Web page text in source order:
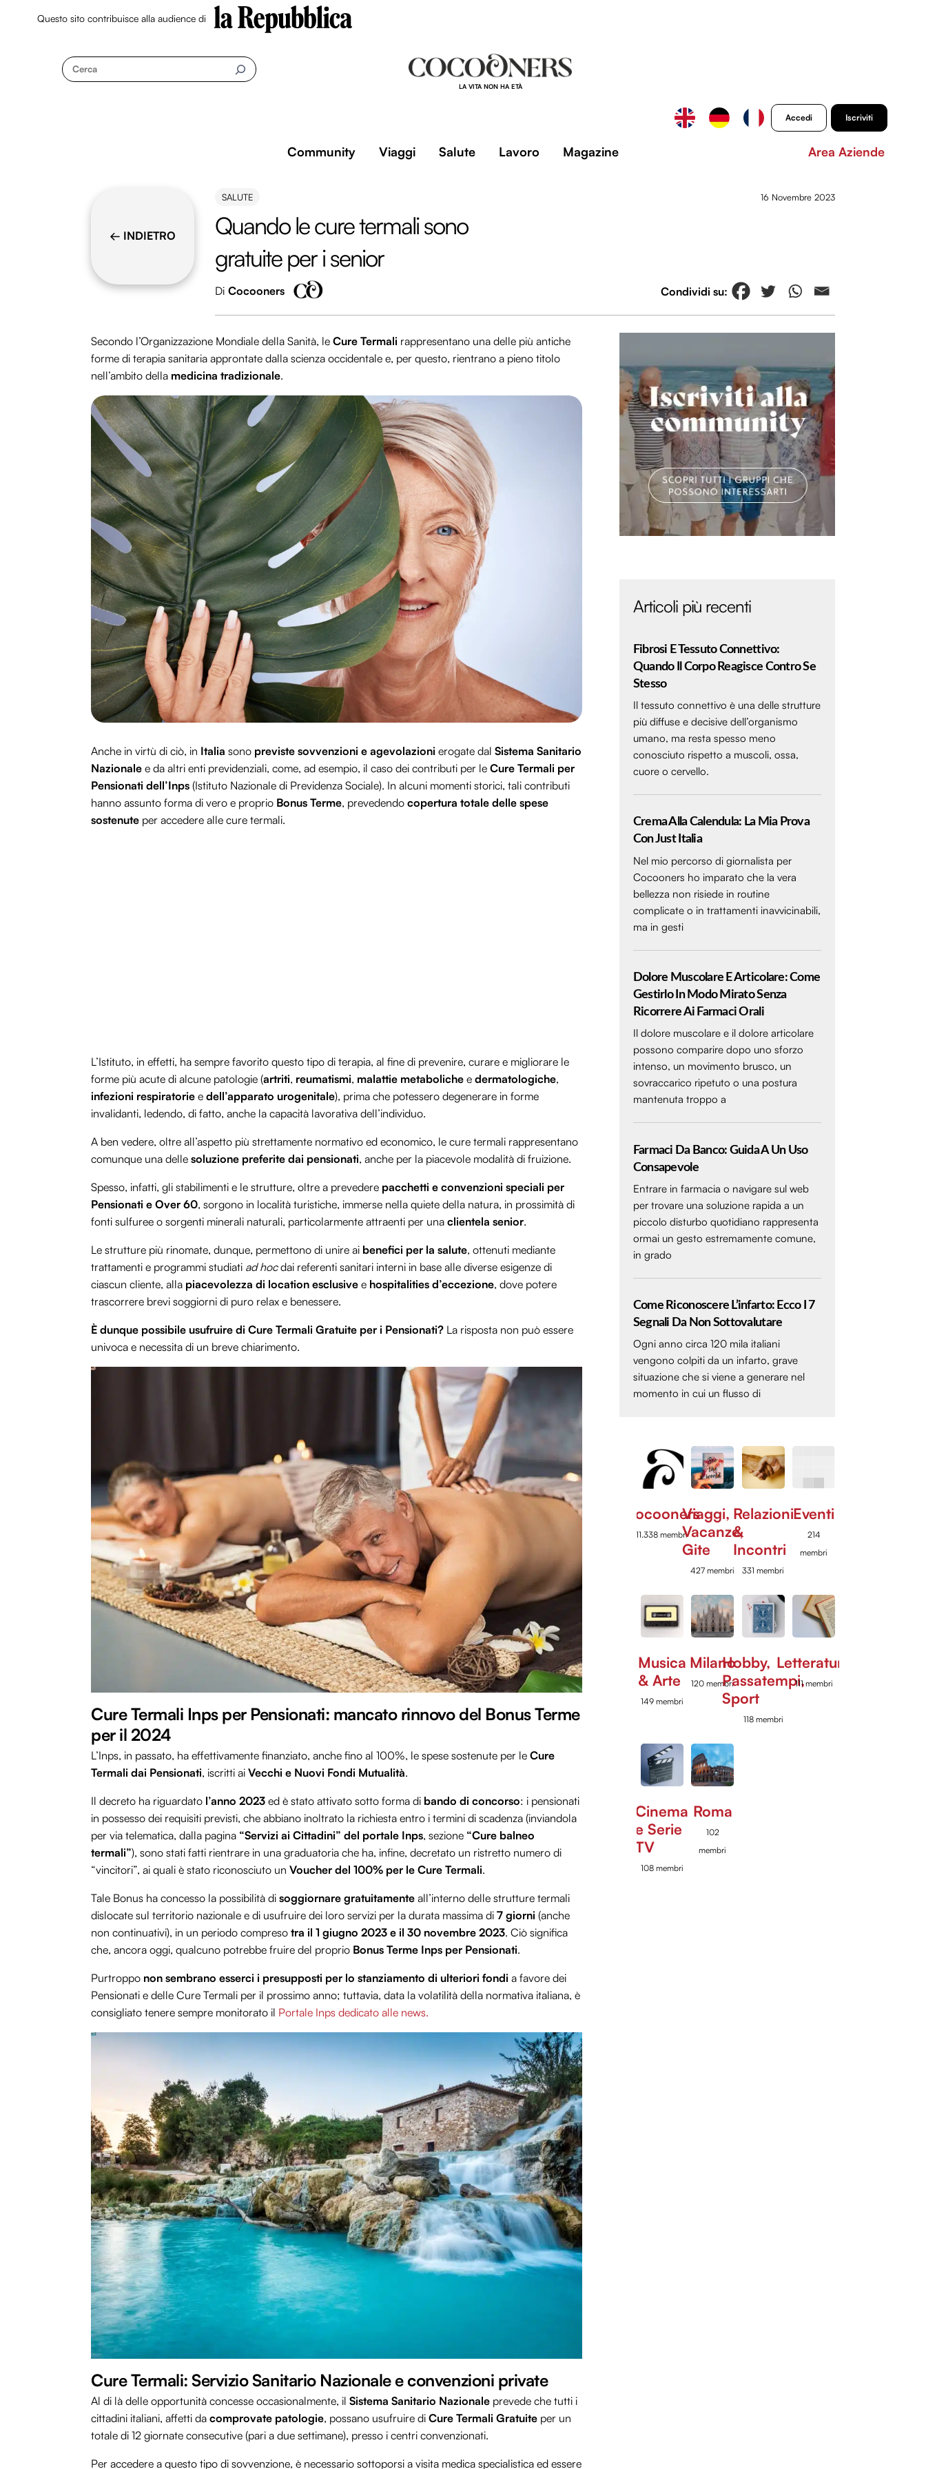
Questo sito contribuisce alla audience di
Cerca
LA VITA NON HA ETÀ
Accedi Iscriviti
Community Viaggi Salute Lavoro Magazine Area Aziende
← INDIETRO
SALUTE 16 Novembre 2023
Quando le cure termali sono
gratuite per i senior
Di Cocooners
Secondo l’Organizzazione Mondiale della Sanità, le Cure Termali rappresentano una delle più antiche
forme di terapia sanitaria approntate dalla scienza occidentale e, per questo, rientrano a pieno titolo
nell’ambito della medicina tradizionale.
Anche in virtù di ciò, in Italia sono previste sovvenzioni e agevolazioni erogate dal Sistema Sanitario
Nazionale e da altri enti previdenziali, come, ad esempio, il caso dei contributi per le Cure Termali per
Pensionati dell’Inps (Istituto Nazionale di Previdenza Sociale). In alcuni momenti storici, tali contributi
hanno assunto forma di vero e proprio Bonus Terme, prevedendo copertura totale delle spese
sostenute per accedere alle cure termali.
L’Istituto, in effetti, ha sempre favorito questo tipo di terapia, al fine di prevenire, curare e migliorare le
forme più acute di alcune patologie (artriti, reumatismi, malattie metaboliche e dermatologiche,
infezioni respiratorie e dell’apparato urogenitale), prima che potessero degenerare in forme
invalidanti, ledendo, di fatto, anche la capacità lavorativa dell’individuo.
A ben vedere, oltre all’aspetto più strettamente normativo ed economico, le cure termali rappresentano
comunque una delle soluzione preferite dai pensionati, anche per la piacevole modalità di fruizione.
Spesso, infatti, gli stabilimenti e le strutture, oltre a prevedere pacchetti e convenzioni speciali per
Pensionati e Over 60, sorgono in località turistiche, immerse nella quiete della natura, in prossimità di
fonti sulfuree o sorgenti minerali naturali, particolarmente attraenti per una clientela senior.
Le strutture più rinomate, dunque, permettono di unire ai benefici per la salute, ottenuti mediante
trattamenti e programmi studiati ad hocdai referenti sanitari interni in base alle diverse esigenze di
ciascun cliente, alla piacevolezza di location esclusive e hospitalities d’eccezione, dove potere
trascorrere brevi soggiorni di puro relax e benessere.
È dunque possibile usufruire di Cure Termali Gratuite per i Pensionati? La risposta non può essere
univoca e necessita di un breve chiarimento.
Cure Termali Inps per Pensionati: mancato rinnovo del Bonus Terme
per il 2024
L’Inps, in passato, ha effettivamente finanziato, anche fino al 100%, le spese sostenute per le Cure
Termali dai Pensionati, iscritti ai Vecchi e Nuovi Fondi Mutualità.
Il decreto ha riguardato l’anno 2023 ed è stato attivato sotto forma di bando di concorso: i pensionati
in possesso dei requisiti previsti, che abbiano inoltrato la richiesta entro i termini di scadenza (inviandola
per via telematica, dalla pagina “Servizi ai Cittadini” del portale Inps, sezione “Cure balneo
termali”), sono stati fatti rientrare in una graduatoria che ha, infine, decretato un ristretto numero di
“vincitori”, ai quali è stato riconosciuto un Voucher del 100% per le Cure Termali.
Tale Bonus ha concesso la possibilità di soggiornare gratuitamente all’interno delle strutture termali
dislocate sul territorio nazionale e di usufruire dei loro servizi per la durata massima di 7 giorni (anche
non continuativi), in un periodo compreso tra il 1 giugno 2023 e il 30 novembre 2023. Ciò significa
che, ancora oggi, qualcuno potrebbe fruire del proprio Bonus Terme Inps per Pensionati.
Purtroppo non sembrano esserci i presupposti per lo stanziamento di ulteriori fondi a favore dei
Pensionati e delle Cure Termali per il prossimo anno; tuttavia, data la volatilità della normativa italiana, è
consigliato tenere sempre monitorato il Portale Inps dedicato alle news.
Cure Termali: Servizio Sanitario Nazionale e convenzioni private
Al di là delle opportunità concesse occasionalmente, il Sistema Sanitario Nazionale prevede che tutti i
cittadini italiani, affetti da comprovate patologie, possano usufruire di Cure Termali Gratuite per un
totale di 12 giornate consecutive (pari a due settimane), presso i centri convenzionati.
Per accedere a questo tipo di sovvenzione, è necessario sottoporsi a visita medica specialistica ed essere
Articoli più recenti
Fibrosi E Tessuto Connettivo:
Quando Il Corpo Reagisce Contro Se
Stesso
Il tessuto connettivo è una delle strutture
più diffuse e decisive dell’organismo
umano, ma resta spesso meno
conosciuto rispetto a muscoli, ossa,
cuore o cervello.
Crema Alla Calendula: La Mia Prova
Con Just Italia
Nel mio percorso di giornalista per
Cocooners ho imparato che la vera
bellezza non risiede in routine
complicate o in trattamenti inavvicinabili,
ma in gesti
Dolore Muscolare E Articolare: Come
Gestirlo In Modo Mirato Senza
Ricorrere Ai Farmaci Orali
Il dolore muscolare e il dolore articolare
possono comparire dopo uno sforzo
intenso, un movimento brusco, un
sovraccarico ripetuto o una postura
mantenuta troppo a
Farmaci Da Banco: Guida A Un Uso
Consapevole
Entrare in farmacia o navigare sul web
per trovare una soluzione rapida a un
piccolo disturbo quotidiano rappresenta
ormai un gesto estremamente comune,
in grado
Come Riconoscere L’infarto: Ecco I 7
Segnali Da Non Sottovalutare
Ogni anno circa 120 mila italiani
vengono colpiti da un infarto, grave
situazione che si viene a generare nel
momento in cui un flusso di
Cocooners
11.338 membri
Viaggi,
Vacanze,
Gite
427 membri
Relazioni
&
Incontri
331 membri
Eventi
214
membri
Musica
& Arte
149 membri
Milano
120 membri
Hobby,
Passatempi,
Sport
118 membri
Letteratura
111 membri
Cinema
e Serie
TV
108 membri
Roma
102
membri